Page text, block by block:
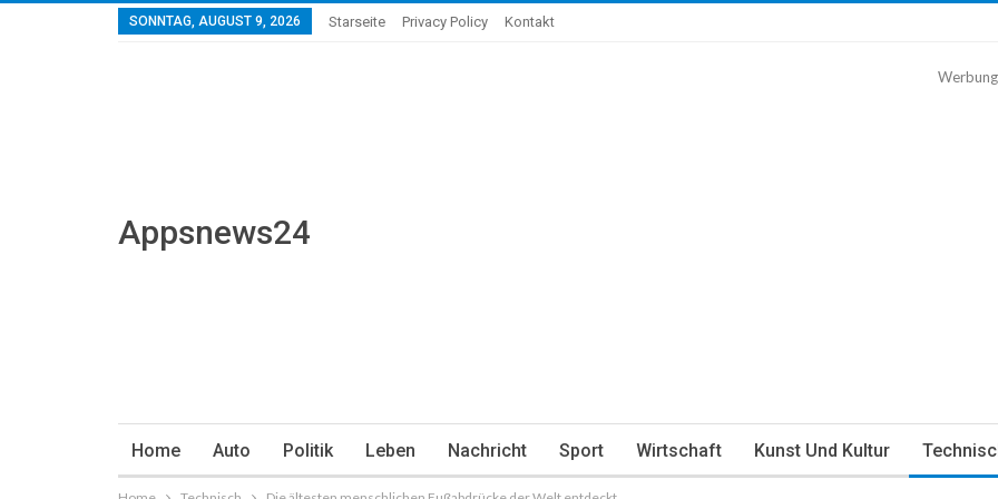
SONNTAG, AUGUST 9, 2026 Starseite Privacy Policy Kontakt
Appsnews24
Werbung
Home Auto Politik Leben Nachricht Sport Wirtschaft Kunst Und Kultur